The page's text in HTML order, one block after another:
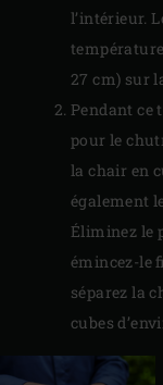
l’intérieur.
température
27 cm) sur
Pendant ce
pour le
la chair en
également
Éliminez le
émincez-le
séparez la
cubes